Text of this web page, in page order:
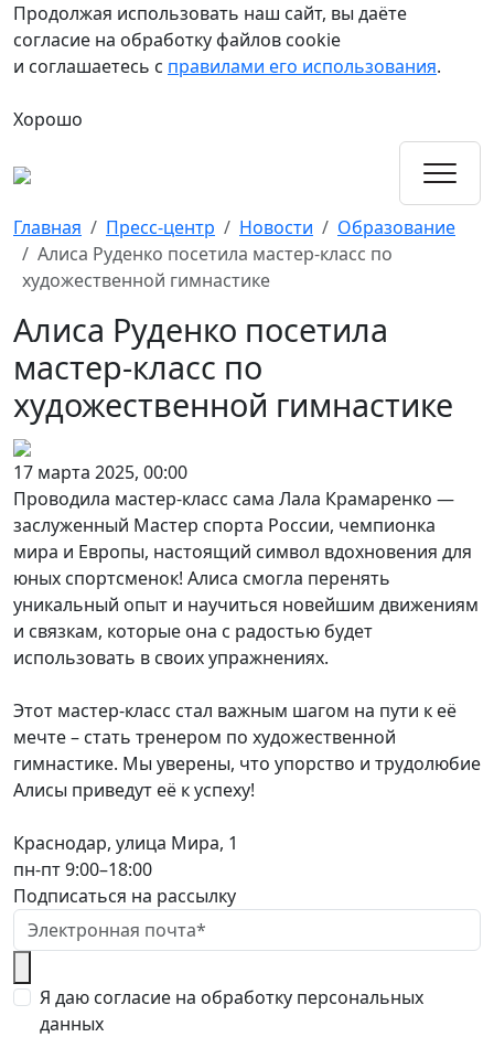
Продолжая использовать наш сайт, вы даёте
согласие на обработку файлов cookie
и соглашаетесь с правилами его использования.
Хорошо
Главная Пресс-центр Новости
Образование
Алиса Руденко посетила мастер-класс по
художественной гимнастике
Алиса Руденко посетила
мастер-класс по
художественной гимнастике
17 марта 2025, 00:00
Проводила мастер-класс сама Лала Крамаренко —
заслуженный Мастер спорта России, чемпионка
мира и Европы, настоящий символ вдохновения для
юных спортсменок! Алиса смогла перенять
уникальный опыт и научиться новейшим движениям
и связкам, которые она с радостью будет
использовать в своих упражнениях.
Этот мастер-класс стал важным шагом на пути к её
мечте – стать тренером по художественной
гимнастике. Мы уверены, что упорство и трудолюбие
Алисы приведут её к успеху!
Краснодар, улица Мира, 1
пн-пт 9:00–18:00
Подписаться на рассылку
Я даю согласие на обработку персональных
данных